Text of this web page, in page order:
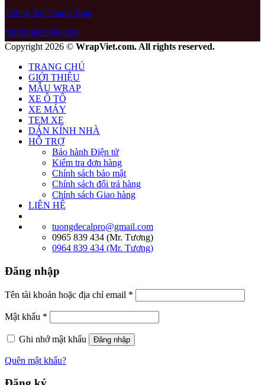
Thông Tin Thanh Toán
Chính sách bảo mật
Copyright 2026 © WrapViet.com. All rights reserved.
TRANG CHỦ
GIỚI THIỆU
MẪU WRAP
XE Ô TÔ
XE MÁY
TEM XE
DÁN KÍNH NHÀ
HỖ TRỢ
Bảo hành Điện tử
Kiểm tra đơn hàng
Chính sách bảo mật
Chính sách đổi trả hàng
Chính sách Giao hàng
LIÊN HỆ
tuongdecalpro@gmail.com
0965 839 434 (Mr. Tương)
0964 839 434 (Mr. Tương)
Đăng nhập
Tên tài khoản hoặc địa chỉ email *
Mật khẩu *
Ghi nhớ mật khẩu Đăng nhập
Quên mật khẩu?